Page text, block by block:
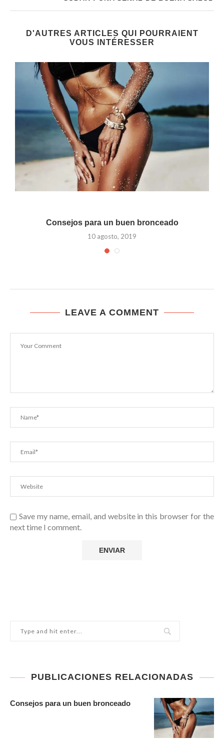
D'AUTRES ARTICLES QUI POURRAIENT
VOUS INTÉRESSER
Consejos para un buen bronceado
10 agosto, 2019
LEAVE A COMMENT
Save my name, email, and website in this browser for the
next time I comment.
PUBLICACIONES RELACIONADAS
Consejos para un buen bronceado